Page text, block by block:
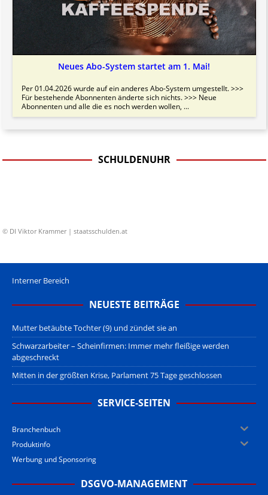
Neues Abo-System startet am 1. Mai!
Per 01.04.2026 wurde auf ein anderes Abo-System umgestellt. >>>
Für bestehende Abonnenten änderte sich nichts. >>> Neue
Abonnenten und alle die es noch werden wollen, ...
SCHULDENUHR
© DI Viktor Krammer | staatsschulden.at
Interner Bereich
NEUESTE BEITRÄGE
Mutter betäubte Tochter (9) und zündet sie an
Schwarzarbeiter – Scheinfirmen: Immer mehr fleißige werden
abgeschreckt
Mitten in der größten Krise, Parlament 75 Tage geschlossen
SERVICE-SEITEN
Branchenbuch
Produktinfo
Werbung und Sponsoring
DSGVO-MANAGEMENT